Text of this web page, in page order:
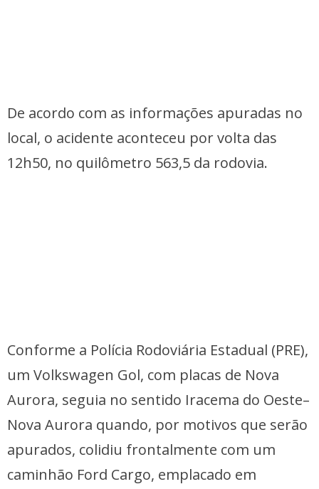
De acordo com as informações apuradas no
local, o acidente aconteceu por volta das
12h50, no quilômetro 563,5 da rodovia.
Conforme a Polícia Rodoviária Estadual (PRE),
um Volkswagen Gol, com placas de Nova
Aurora, seguia no sentido Iracema do Oeste–
Nova Aurora quando, por motivos que serão
apurados, colidiu frontalmente com um
caminhão Ford Cargo, emplacado em